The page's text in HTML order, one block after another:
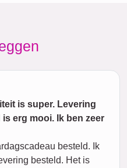
is super. Levering
erg mooi. Ik ben zeer
besteld. Ik
besteld. Het is